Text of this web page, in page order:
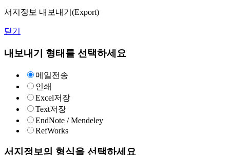
서지정보 내보내기(Export)
닫기
내보내기 형태를 선택하세요
메일전송
인쇄
Excel저장
Text저장
EndNote / Mendeley
RefWorks
서지정보의 형식을 선택하세요